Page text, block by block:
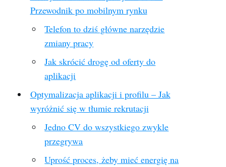
Przewodnik po mobilnym rynku
Telefon to dziś główne narzędzie
zmiany pracy
Jak skrócić drogę od oferty do
aplikacji
Optymalizacja aplikacji i profilu – Jak
wyróżnić się w tłumie rekrutacji
Jedno CV do wszystkiego zwykle
przegrywa
Uprość proces, żeby mieć energię na